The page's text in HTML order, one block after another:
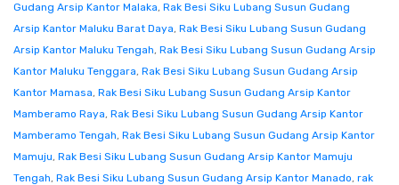
Gudang Arsip Kantor Malaka, Rak Besi Siku Lubang Susun Gudang
Arsip Kantor Maluku Barat Daya, Rak Besi Siku Lubang Susun Gudang
Arsip Kantor Maluku Tengah, Rak Besi Siku Lubang Susun Gudang Arsip
Kantor Maluku Tenggara, Rak Besi Siku Lubang Susun Gudang Arsip
Kantor Mamasa, Rak Besi Siku Lubang Susun Gudang Arsip Kantor
Mamberamo Raya, Rak Besi Siku Lubang Susun Gudang Arsip Kantor
Mamberamo Tengah, Rak Besi Siku Lubang Susun Gudang Arsip Kantor
Mamuju, Rak Besi Siku Lubang Susun Gudang Arsip Kantor Mamuju
Tengah, Rak Besi Siku Lubang Susun Gudang Arsip Kantor Manado, rak